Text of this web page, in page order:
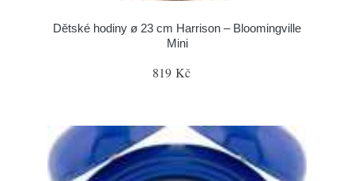
Dětské hodiny ø 23 cm Harrison – Bloomingville
Mini
819 Kč